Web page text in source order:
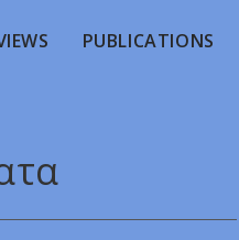
PUBLICATIONS